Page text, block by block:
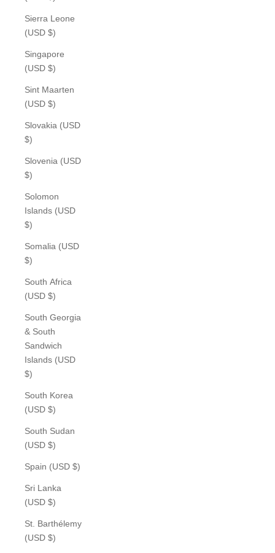
Sierra Leone
(USD $)
Singapore
(USD $)
Sint Maarten
(USD $)
Slovakia (USD
$)
Slovenia (USD
$)
Solomon
Islands (USD
$)
Somalia (USD
$)
South Africa
(USD $)
South Georgia
& South
Sandwich
Islands (USD
$)
South Korea
(USD $)
South Sudan
(USD $)
Spain (USD $)
Sri Lanka
(USD $)
St. Barthélemy
(USD $)